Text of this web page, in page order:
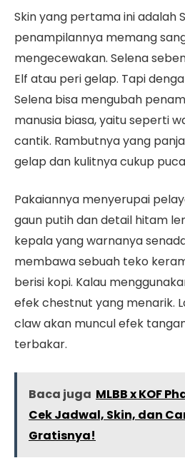
Skin yang pertama ini adalah
penampilannya memang
mengecewakan. Selena
Elf atau peri gelap. Tapi
Selena bisa mengubah
manusia biasa, yaitu seperti
cantik. Rambutnya yang
gelap dan kulitnya cukup
Pakaiannya menyerupai
gaun putih dan detail hitam
kepala yang warnanya
membawa sebuah teko
berisi kopi. Kalau
efek chestnut yang menarik.
claw akan muncul efek
terbakar.
Baca juga MLBB x KOF
Cek Jadwal, Skin, dan
Gratisnya!